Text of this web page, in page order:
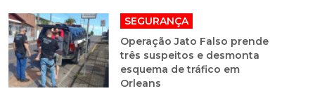
SEGURANÇA
Operação Jato Falso prende
três suspeitos e desmonta
esquema de tráfico em
Orleans